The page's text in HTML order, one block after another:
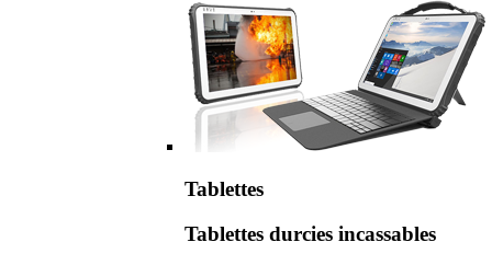
Tablettes
Tablettes durcies incassables